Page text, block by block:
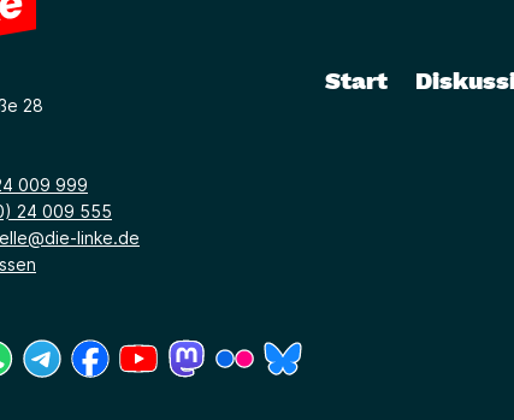
28
009 999
24 009 555
linke.de
Fenster)
ein neues Fenster)
öffnet ein neues Fenster)
(Link öffnet ein neues Fenster)
(Link öffnet ein neues Fenster)
(Link öffnet ein neues Fenster)
(Link öffnet ein neues Fenster)
(Link öffnet ein neues Fenster)
(Link öffnet ein neues Fenster)
Start